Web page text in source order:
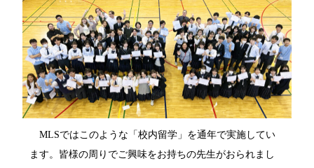
MLSではこのような「校内留学」を通年で実施してい
ます。皆様の周りでご興味をお持ちの先生がおられまし